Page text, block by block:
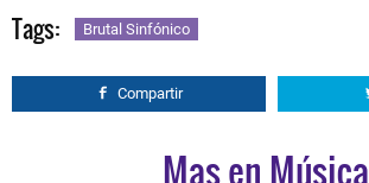
Tags: Brutal Sinfónico
Compartir
Mas en Música